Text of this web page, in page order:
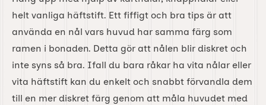
helt vanliga häftstift. Ett fiffigt och bra tips är att
använda en nål vars huvud har samma färg som
ramen i bonaden. Detta gör att nålen blir diskret och
inte syns så bra. Ifall du bara råkar ha vita nålar eller
vita häftstift kan du enkelt och snabbt förvandla dem
till en mer diskret färg genom att måla huvudet med